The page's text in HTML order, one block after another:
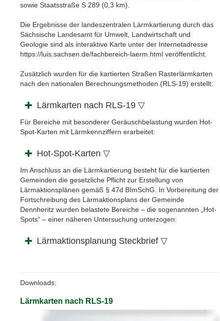
sowie Staatsstraße S 289 (0,3 km).
Die Ergebnisse der landeszentralen Lärmkartierung durch das
Sächsische Landesamt für Umwelt, Landwirtschaft und
Geologie sind als interaktive Karte unter der Internetadresse
https://luis.sachsen.de/fachbereich-laerm.html veröffentlicht.
Zusätzlich wurden für die kartierten Straßen Rasterlärmkarten
nach den nationalen Berechnungsmethoden (RLS-19) erstellt:
Lärmkarten nach RLS-19 ▽
Für Bereiche mit besonderer Geräuschbelastung wurden Hot-
Spot-Karten mit Lärmkennziffern erarbeitet:
Hot-Spot-Karten ▽
Im Anschluss an die Lärmkartierung besteht für die kartierten
Gemeinden die gesetzliche Pflicht zur Erstellung von
Lärmaktionsplänen gemäß § 47d BImSchG. In Vorbereitung der
Fortschreibung des Lärmaktionsplans der Gemeinde
Dennheritz wurden belastete Bereiche – die sogenannten „Hot-
Spots“ – einer näheren Untersuchung unterzogen:
Lärmaktionsplanung Steckbrief ▽
Downloads:
Lärmkarten nach RLS-19